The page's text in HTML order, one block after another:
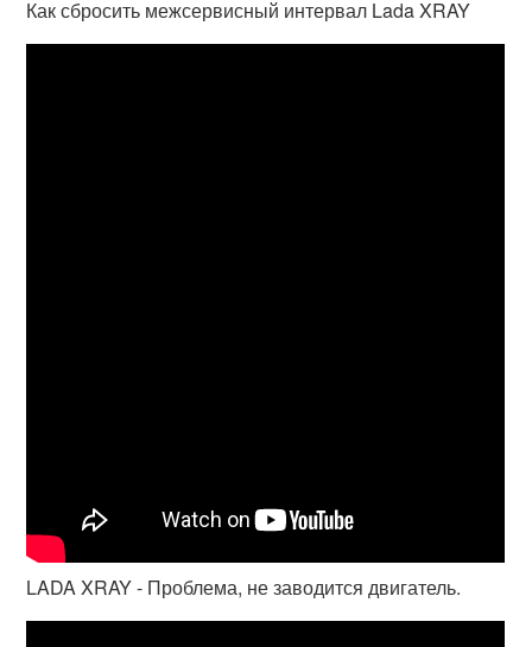
Как сбросить межсервисный интервал Lada XRAY
LADA XRAY - Проблема, не заводится двигатель.